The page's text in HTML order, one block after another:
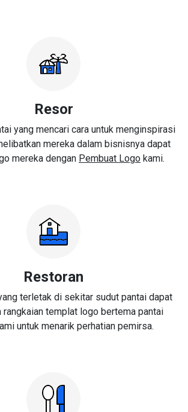
Resor
yang mencari cara untuk menginspirasi
mereka dalam bisnisnya dapat
mereka dengan Pembuat Logo kami.
Restoran
terletak di sekitar sudut pantai dapat
rangkaian templat logo bertema pantai
untuk menarik perhatian pemirsa.